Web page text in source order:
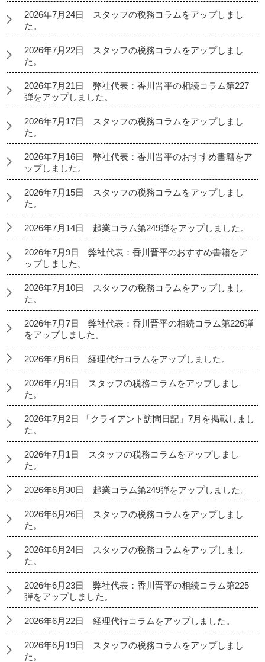
2026年7月24日 スタッフの税務コラムをアップしまし
た。
2026年7月22日 スタッフの税務コラムをアップしまし
た。
2026年7月21日 弊社代表：香川晋平の相続コラム第227
弾をアップしました。
2026年7月17日 スタッフの税務コラムをアップしまし
た。
2026年7月16日 弊社代表：香川晋平のおすすめ書籍をア
ップしました。
2026年7月15日 スタッフの税務コラムをアップしまし
た。
2026年7月14日 起業コラム第249弾をアップしました。
2026年7月9日 弊社代表：香川晋平のおすすめ書籍をア
ップしました。
2026年7月10日 スタッフの税務コラムをアップしまし
た。
2026年7月7日 弊社代表：香川晋平の相続コラム第226弾
をアップしました。
2026年7月6日 経理代行コラムをアップしました。
2026年7月3日 スタッフの税務コラムをアップしまし
た。
2026年7月2日 「クライアント訪問日記」7月を掲載しまし
た。
2026年7月1日 スタッフの税務コラムをアップしまし
た。
2026年6月30日 起業コラム第249弾をアップしました。
2026年6月26日 スタッフの税務コラムをアップしまし
た。
2026年6月24日 スタッフの税務コラムをアップしまし
た。
2026年6月23日 弊社代表：香川晋平の相続コラム第225
弾をアップしました。
2026年6月22日 経理代行コラムをアップしました。
2026年6月19日 スタッフの税務コラムをアップしまし
た。